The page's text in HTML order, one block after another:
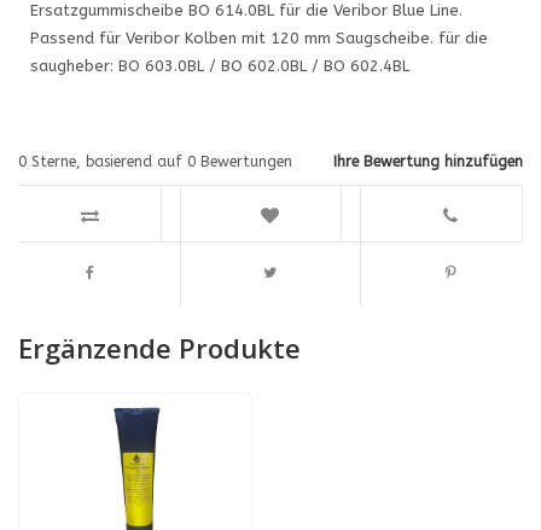
Ersatzgummischeibe BO 614.0BL für die Veribor Blue Line.
Passend für Veribor Kolben mit 120 mm Saugscheibe. für die
saugheber: BO 603.0BL / BO 602.0BL / BO 602.4BL
Ihre Bewertung hinzufügen
0 Sterne, basierend auf 0 Bewertungen
Ergänzende Produkte